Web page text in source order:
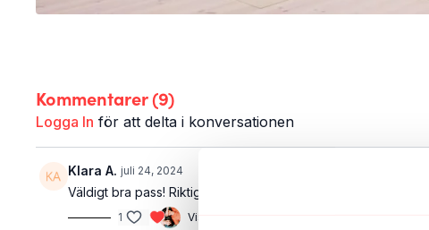
Kommentarer (9)
Logga In för att delta i konversationen
Klara A. juli 24, 2024
Väldigt bra pass! Riktigt härliga övningar.
1 Visa svar (1)